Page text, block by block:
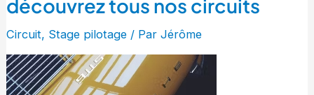
découvrez tous nos circuits
Circuit, Stage pilotage/ Par Jérôme
pilotage
sur
Porsche
: